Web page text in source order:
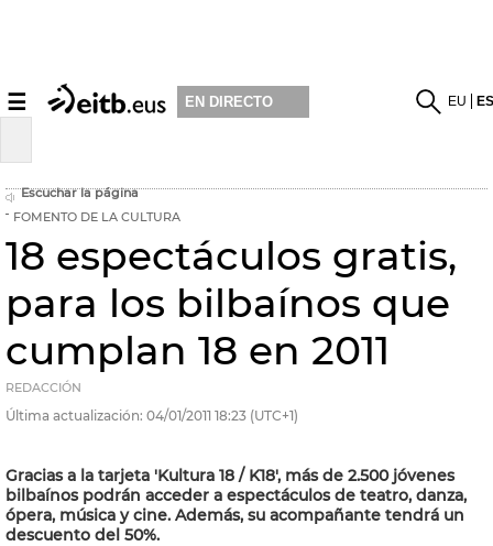
☰ EN DIRECTO EU
Escuchar la página
FOMENTO DE LA CULTURA
18 espectáculos gratis,
para los bilbaínos que
cumplan 18 en 2011
REDACCIÓN
Última actualización: 04/01/2011 18:23 (UTC+1)
Gracias a la tarjeta 'Kultura 18 / K18', más de 2.500 jóvenes
bilbaínos podrán acceder a espectáculos de teatro, danza,
ópera, música y cine. Además, su acompañante tendrá un
descuento del 50%.